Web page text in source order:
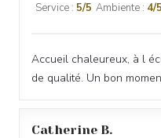
Service : 5/5 Ambiente : 4/5
Accueil chaleureux, à l
de qualité. Un bon
Catherine B